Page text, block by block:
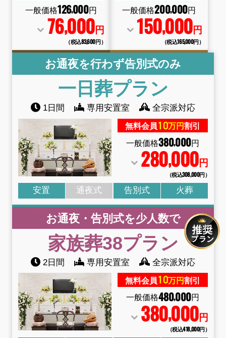
一般価格126,000円
76,000円
（税込83,600円）
一般価格200,000円
150,000円
（税込165,000円）
お通夜を行わず告別式のみ
一日葬プラン
1日間 専用安置室 全宗派対応
無料会員10万円割引
一般価格380,000円
280,000円
（税込308,000円）
安置 通夜式 告別式 火葬
お通夜・告別式を少人数で
家族葬38プラン
2日間 専用安置室 全宗派対応
無料会員10万円割引
一般価格480,000円
380,000円
（税込418,000円）